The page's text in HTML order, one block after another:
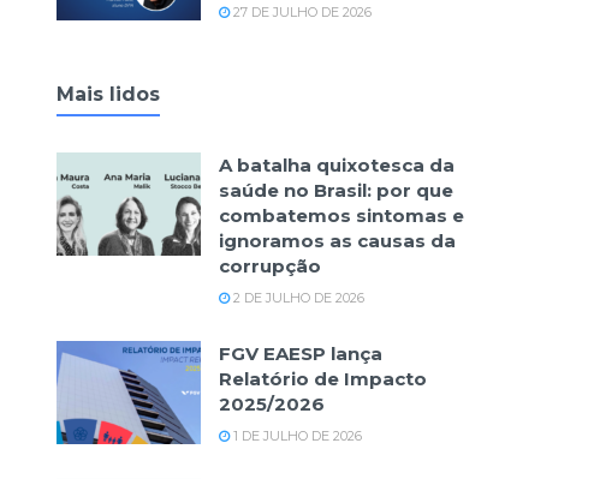
27 DE JULHO DE 2026
Mais lidos
A batalha quixotesca da
saúde no Brasil: por que
combatemos sintomas e
ignoramos as causas da
corrupção
2 DE JULHO DE 2026
FGV EAESP lança
Relatório de Impacto
2025/2026
1 DE JULHO DE 2026